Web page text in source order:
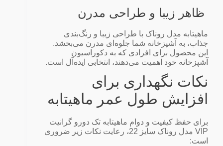
ظاهر زیبا و طراحی مدرن
ماهیتابه مدل روناک با طراحی زیبا و رنگ‌بندی
جذاب، به آشپزخانه شما جلوه‌ای مدرن می‌بخشد.
این محصول برای افرادی که به دکوراسیون
آشپزخانه خود اهمیت می‌دهند، انتخابی ایده‌آل است.
نکات نگهداری برای
افزایش طول عمر ماهیتابه
برای حفظ کیفیت و دوام ماهیتابه تک دورو گرانیت
VIP مدل روناک سایز 22، رعایت نکات زیر ضروری
است: